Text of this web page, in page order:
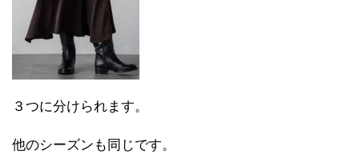
３つに分けられます。
他のシーズンも同じです。